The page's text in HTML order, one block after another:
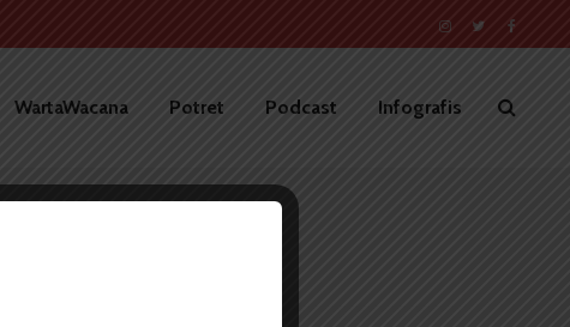
WartaWacana Potret Podcast Infografis